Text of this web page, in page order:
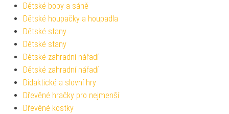
Dětské boby a sáně
Dětské houpačky a houpadla
Dětské stany
Dětské stany
Dětské zahradní nářadí
Dětské zahradní nářadí
Didaktické a slovní hry
Dřevěné hračky pro nejmenší
Dřevěné kostky